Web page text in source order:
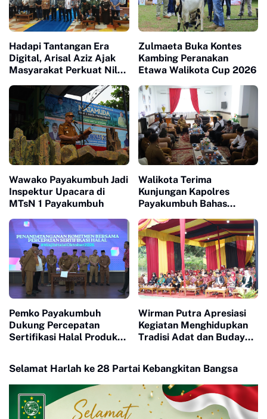
Hadapi Tantangan Era
Digital, Arisal Aziz Ajak
Masyarakat Perkuat Nilai
Zulmaeta Buka Kontes
Kambing Peranakan
Etawa Walikota Cup 2026
Wawako Payakumbuh Jadi
Inspektur Upacara di
MTsN 1 Payakumbuh
Walikota Terima
Kunjungan Kapolres
Payakumbuh Bahas
Hankamtibmas
Pemko Payakumbuh
Dukung Percepatan
Sertifikasi Halal Produk
Wirman Putra Apresiasi
Kegiatan Menghidupkan
Tradisi Adat dan Budaya
Selamat Harlah ke 28 Partai Kebangkitan Bangsa